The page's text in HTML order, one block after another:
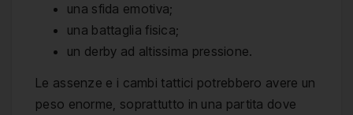
una sfida emotiva;
una battaglia fisica;
un derby ad altissima pressione.
Le assenze e i cambi tattici potrebbero avere un
peso enorme, soprattutto in una partita dove